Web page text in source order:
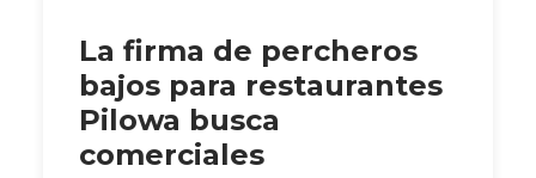
La firma de percheros
bajos para restaurantes
Pilowa busca
comerciales